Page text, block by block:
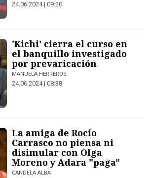
24.06.2024 | 09:20
'Kichi' cierra el curso en
el banquillo investigado
por prevaricación
MANUELA HERREROS
24.06.2024 | 08:38
La amiga de Rocío
Carrasco no piensa ni
disimular con Olga
Moreno y Adara "paga"
CANDELA ALBA